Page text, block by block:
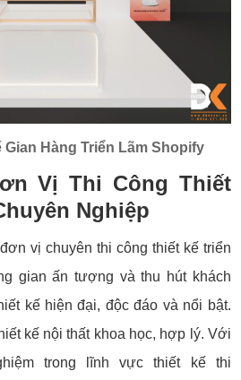
Gian Hàng Triển Lãm Shopify
Vị Thi Công Thiết
Nghiệp
vị chuyên thi công thiết kế triển
gian ấn tượng và thu hút khách
kế hiện đại, độc đáo và nổi bật.
kế nội thất khoa học, hợp lý. Với
trong lĩnh vực thiết kế thi